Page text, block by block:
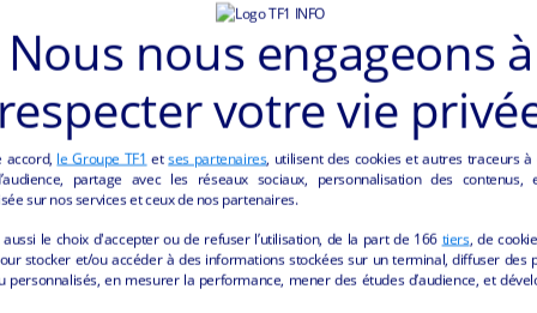
Nous nous engageons à
respecter votre vie
accord, le Groupe TF1 etses partenaires, utilisent des cookies et autres traceurs à
partage avec les réseaux sociaux, personnalisation des contenus,
sur nos services et ceux de nos partenaires.
aussi le choix d'accepter ou de refuser l’utilisation, de la part de 166 tiers, de
stocker et/ou accéder à des informations stockées sur un terminal, diffuser des
personnalisés, en mesurer la performance, mener des études d’audience, et